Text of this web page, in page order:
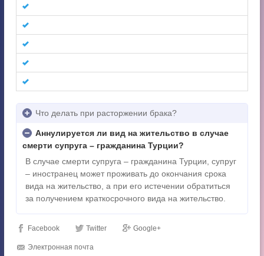
Что делать при расторжении брака?
Аннулируется ли вид на жительство в случае
смерти супруга – гражданина Турции?
В случае смерти супруга – гражданина Турции, супруг
– иностранец может проживать до окончания срока
вида на жительство, а при его истечении обратиться
за получением краткосрочного вида на жительство.
Facebook Twitter Google+
Электронная почта